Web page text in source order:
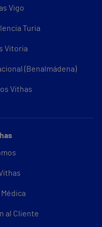
Vigo
Turia
Vitoria
(Benalmádena)
Vithas
al Cliente